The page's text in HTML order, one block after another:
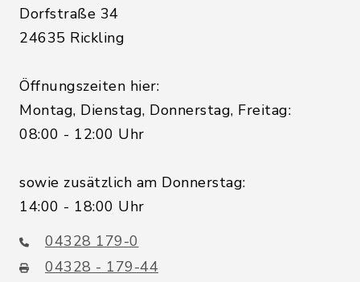
Dorfstraße 34
24635 Rickling
Öffnungszeiten hier:
Montag, Dienstag, Donnerstag, Freitag:
08:00 - 12:00 Uhr
sowie zusätzlich am Donnerstag:
14:00 - 18:00 Uhr
04328 179-0
04328 - 179-44